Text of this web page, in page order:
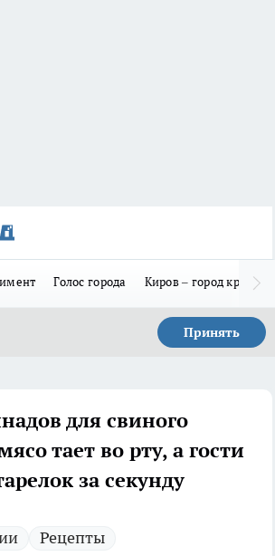
Голос города Киров – город
Принять
для свиного
тает во рту, а гости
за секунду
Рецепты